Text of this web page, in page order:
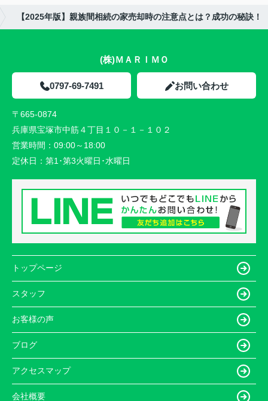
【2025年版】親族間相続の家売却時の注意点とは？成功の秘訣！
(株)ＭＡＲＩＭＯ
0797-69-7491 お問い合わせ
〒665-0874
兵庫県宝塚市中筋４丁目１０－１－１０２
営業時間： 09:00～18:00
定休日： 第1･第3火曜日･水曜日
トップページ
スタッフ
お客様の声
ブログ
アクセスマップ
会社概要